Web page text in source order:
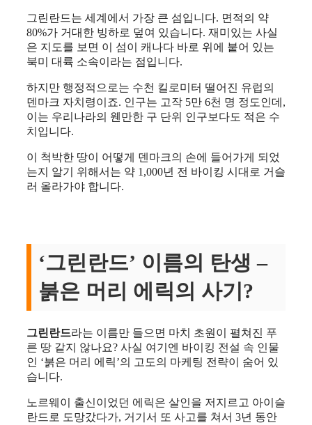
그린란드는 세계에서 가장 큰 섬입니다. 면적의 약
80%가 거대한 빙하로 덮여 있습니다. 재미있는 사실
은 지도를 보면 이 섬이 캐나다 바로 위에 붙어 있는
북미 대륙 소속이라는 점입니다.
하지만 행정적으로는 수천 킬로미터 떨어진 유럽의
덴마크 자치령이죠. 인구는 고작 5만 6천 명 정도인데,
이는 우리나라의 웬만한 구 단위 인구보다도 적은 수
치입니다.
이 척박한 땅이 어떻게 덴마크의 손에 들어가게 되었
는지 알기 위해서는 약 1,000년 전 바이킹 시대로 거슬
러 올라가야 합니다.
‘그린란드’ 이름의 탄생 –
붉은 머리 에릭의 사기?
그린란드라는 이름만 들으면 마치 초원이 펼쳐진 푸
른 땅 같지 않나요? 사실 여기엔 바이킹 전설 속 인물
인 ‘붉은 머리 에릭’의 고도의 마케팅 전략이 숨어 있
습니다.
노르웨이 출신이었던 에릭은 살인을 저지르고 아이슬
란드로 도망갔다가, 거기서 또 사고를 쳐서 3년 동안